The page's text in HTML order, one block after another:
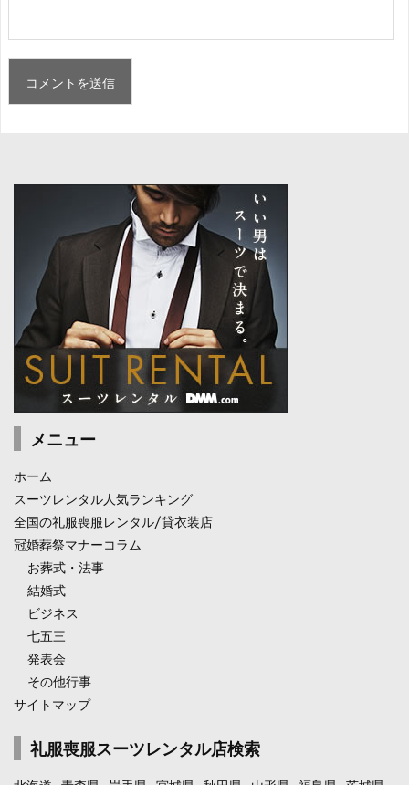
メニュー
ホーム
スーツレンタル人気ランキング
全国の礼服喪服レンタル/貸衣装店
冠婚葬祭マナーコラム
お葬式・法事
結婚式
ビジネス
七五三
発表会
その他行事
サイトマップ
礼服喪服スーツレンタル店検索